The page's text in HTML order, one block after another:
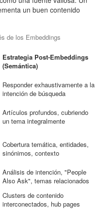
un buen contenido
de los Embeddings
Estrategia Post-Embeddings
(Semántica)
Responder exhaustivamente a la
intención de búsqueda
Artículos profundos, cubriendo
un tema integralmente
Cobertura temática, entidades,
sinónimos, contexto
Análisis de intención, "People
Also Ask", temas relacionados
Clusters de contenido
interconectados, hub pages